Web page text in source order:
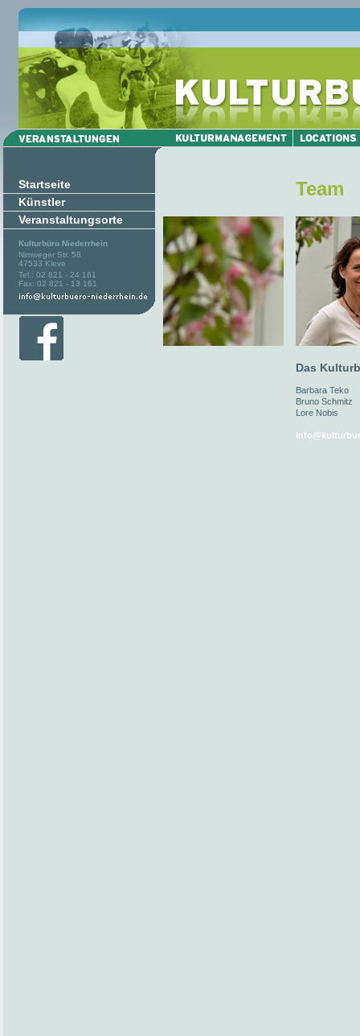
Startseite
Künstler
Veranstaltungsorte
Kulturbüro Niederrhein
Nimweger Str. 58
47533 Kleve
Tel.: 02 821 - 24 161
Fax: 02 821 - 13 161
Team
Das
Barbara Teko
Bruno Schmitz
Lore Nobis